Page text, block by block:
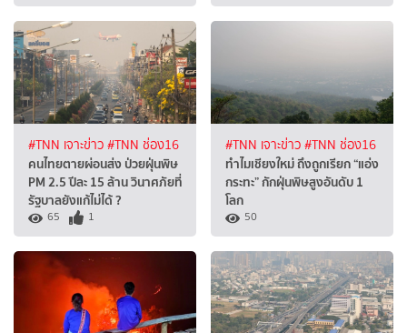
#TNN เจาะข่าว#TNN ช่อง16
คนไทยตายผ่อนส่ง ป่วยฝุ่นพิษ
PM 2.5 ปีละ 15 ล้าน วินาศภัยที่
รัฐบาลยังแก้ไม่ได้ ?
65 1
#TNN เจาะข่าว#TNN ช่อง16
ทำไมเชียงใหม่ ถึงถูกเรียก “แอ่ง
กระทะ” กักฝุ่นพิษสูงอันดับ 1
โลก
50